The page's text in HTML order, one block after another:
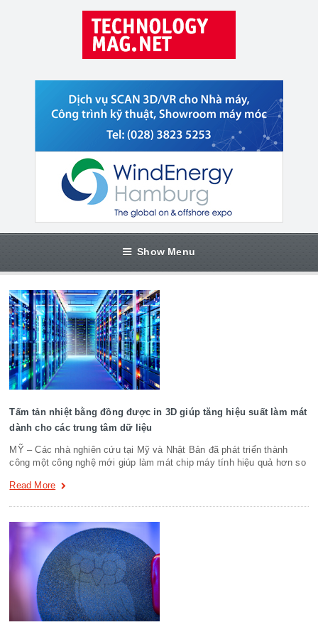
Show Menu
Tấm tản nhiệt bằng đồng được in 3D giúp tăng hiệu suất làm mát
dành cho các trung tâm dữ liệu
MỸ – Các nhà nghiên cứu tại Mỹ và Nhật Bản đã phát triển thành
công một công nghệ mới giúp làm mát chip máy tính hiệu quả hơn so
Read More